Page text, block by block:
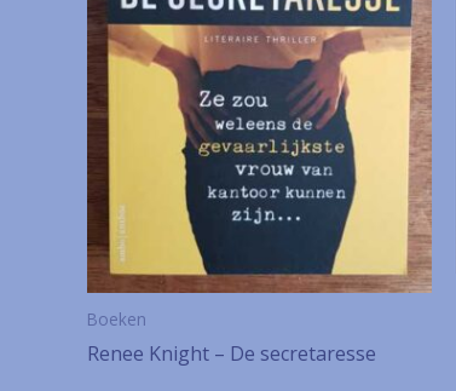
Boeken
Renee Knight – De secretaresse